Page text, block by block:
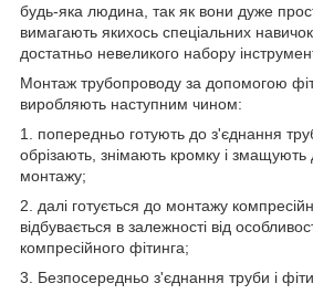
будь-яка людина, так як вони дуже
вимагають якихось спеціальних
достатньо невеликого набору
Монтаж трубопроводу за допомогою
виробляють наступним чином:
1. попередньо готують до з'єднання
обрізають, знімають кромку і
монтажу;
2. далі готується до монтажу
відбувається в залежності від
компресійного фітинга;
3. Безпосередньо з'єднання труби і